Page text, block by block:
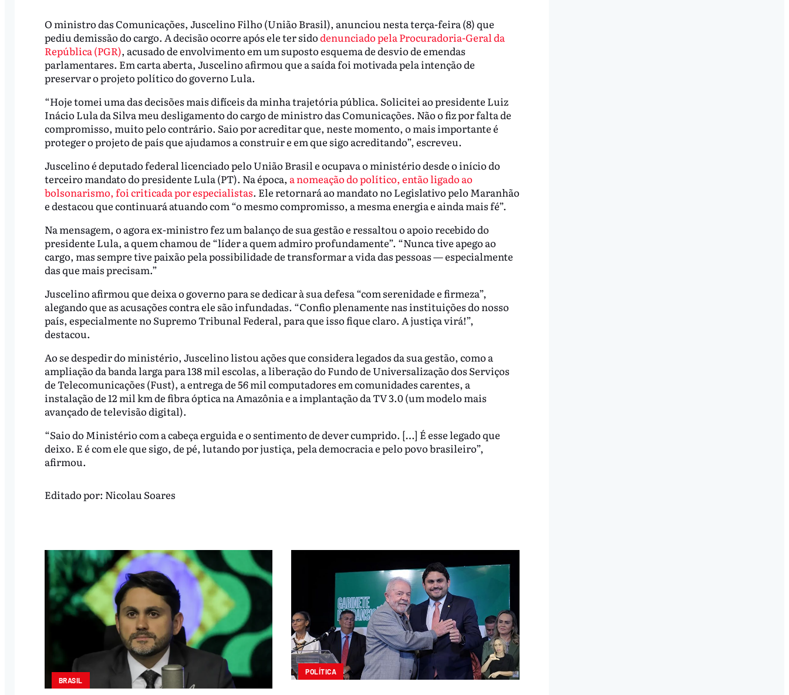
O ministro das Comunicações, Juscelino Filho (União Brasil), anunciou nesta terça-feira (8) que
pediu demissão do cargo. A decisão ocorre após ele ter sidodenunciado pela Procuradoria-Geral da
República (PGR), acusado de envolvimento em um suposto esquema de desvio de emendas
parlamentares. Em carta aberta, Juscelino afirmou que a saída foi motivada pela intenção de
preservar o projeto político do governo Lula.
“Hoje tomei uma das decisões mais difíceis da minha trajetória pública. Solicitei ao presidente Luiz
Inácio Lula da Silva meu desligamento do cargo de ministro das Comunicações. Não o fiz por falta de
compromisso, muito pelo contrário. Saio por acreditar que, neste momento, o mais importante é
proteger o projeto de país que ajudamos a construir e em que sigo acreditando”, escreveu.
Juscelino é deputado federal licenciado pelo União Brasil e ocupava o ministério desde o início do
terceiro mandato do presidente Lula (PT). Na época, a nomeação do político, então ligado ao
bolsonarismo, foi criticada por especialistas. Ele retornará ao mandato no Legislativo pelo Maranhão
e destacou que continuará atuando com “o mesmo compromisso, a mesma energia e ainda mais fé”.
Na mensagem, o agora ex-ministro fez um balanço de sua gestão e ressaltou o apoio recebido do
presidente Lula, a quem chamou de “líder a quem admiro profundamente”. “Nunca tive apego ao
cargo, mas sempre tive paixão pela possibilidade de transformar a vida das pessoas — especialmente
das que mais precisam.”
Juscelino afirmou que deixa o governo para se dedicar à sua defesa “com serenidade e firmeza”,
alegando que as acusações contra ele são infundadas. “Confio plenamente nas instituições do nosso
país, especialmente no Supremo Tribunal Federal, para que isso fique claro. A justiça virá!”,
destacou.
Ao se despedir do ministério, Juscelino listou ações que considera legados da sua gestão, como a
ampliação da banda larga para 138 mil escolas, a liberação do Fundo de Universalização dos Serviços
de Telecomunicações (Fust), a entrega de 56 mil computadores em comunidades carentes, a
instalação de 12 mil km de fibra óptica na Amazônia e a implantação da TV 3.0 (um modelo mais
avançado de televisão digital).
“Saio do Ministério com a cabeça erguida e o sentimento de dever cumprido. […] É esse legado que
deixo. E é com ele que sigo, de pé, lutando por justiça, pela democracia e pelo povo brasileiro”,
afirmou.
Editado por: Nicolau Soares
BRASIL
POLÍTICA